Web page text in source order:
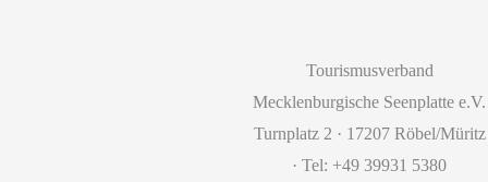
Tourismusverband
Mecklenburgische Seenplatte e.V.
Turnplatz 2 · 17207 Röbel/Müritz
· Tel: +49 39931 5380